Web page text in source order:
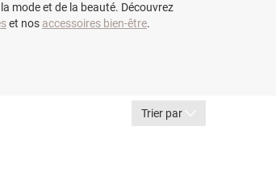
mode et de la beauté. Découvrez
et nos accessoires bien-être.
Trier par